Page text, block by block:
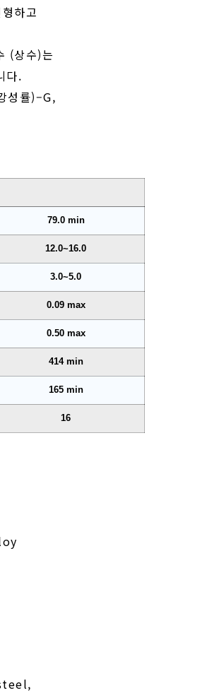
하고
(상수)는
다.
성률)–G,
79.0 min
12.0~16.0
3.0~5.0
0.09 max
0.50 max
414 min
165 min
16